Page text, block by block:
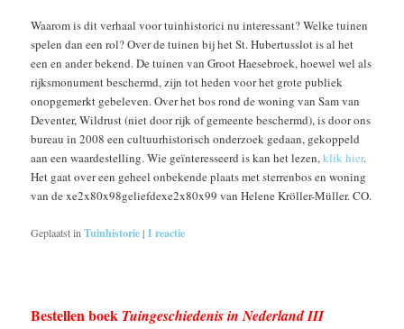
Waarom is dit verhaal voor tuinhistorici nu interessant? Welke tuinen
spelen dan een rol? Over de tuinen bij het St. Hubertusslot is al het
een en ander bekend. De tuinen van Groot Haesebroek, hoewel wel als
rijksmonument beschermd, zijn tot heden voor het grote publiek
onopgemerkt gebeleven. Over het bos rond de woning van Sam van
Deventer, Wildrust (niet door rijk of gemeente beschermd), is door ons
bureau in 2008 een cultuurhistorisch onderzoek gedaan, gekoppeld
aan een waardestelling. Wie geïnteresseerd is kan het lezen,klik hier.
Het gaat over een geheel onbekende plaats met sterrenbos en woning
van de xe2x80x98geliefdexe2x80x99 van Helene Kröller-Müller. CO.
Geplaatst inTuinhistorie| 1 reactie
Bestellen boek Tuingeschiedenis in Nederland III